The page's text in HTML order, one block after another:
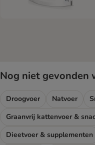
Nog niet gevonden
Droogvoer Natvoer
Graanvrij kattenvoer &
Dieetvoer & supplementen